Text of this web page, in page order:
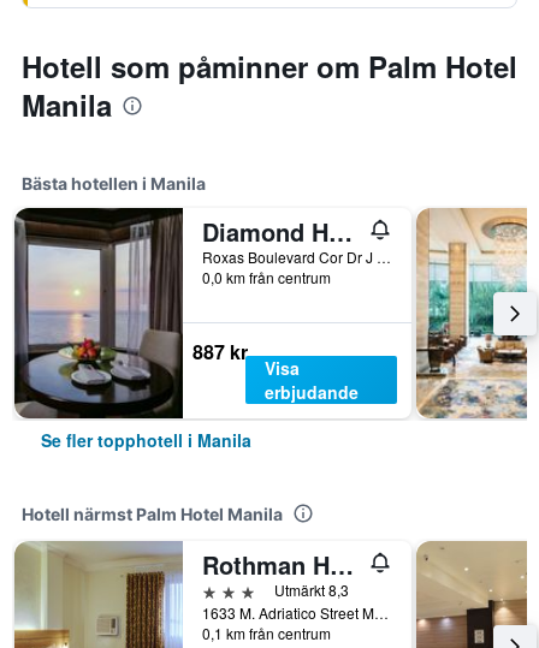
Hotell som påminner om Palm Hotel
Manila
Bästa hotellen i Manila
Diamond Hotel Philippines
Roxas Boulevard Cor Dr J Quintos St, 0, Manila, Filippinerna
0,0 km från centrum
887 kr
Visa
erbjudande
Se fler topphotell i Manila
Hotell närmst Palm Hotel Manila
Rothman Hotel
3 stjärnorUtmärkt 8,3
1633 M. Adriatico Street Malate, Manila, Filippinerna
0,1 km från centrum